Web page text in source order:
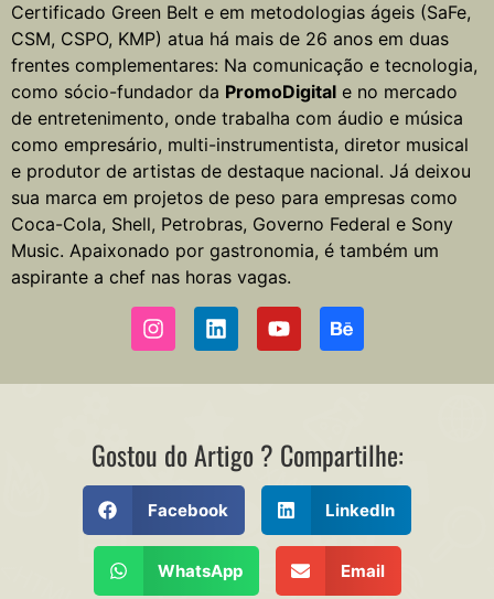
Certificado Green Belt e em metodologias ágeis (SaFe,
CSM, CSPO, KMP) atua há mais de 26 anos em duas
frentes complementares: Na comunicação e tecnologia,
como sócio-fundador da PromoDigital e no mercado
de entretenimento, onde trabalha com áudio e música
como empresário, multi-instrumentista, diretor musical
e produtor de artistas de destaque nacional. Já deixou
sua marca em projetos de peso para empresas como
Coca-Cola, Shell, Petrobras, Governo Federal e Sony
Music. Apaixonado por gastronomia, é também um
aspirante a chef nas horas vagas.
Gostou do Artigo ? Compartilhe:
Facebook LinkedIn
WhatsApp Email